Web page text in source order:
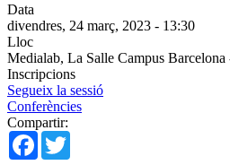
Data
divendres, 24 març, 2023 - 13:30
Lloc
Medialab, La Salle Campus
Inscripcions
Segueix la sessió
Conferències
Compartir:
Facebook